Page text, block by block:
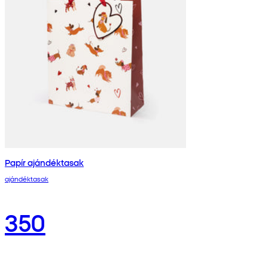
Papír ajándéktasak
ajándéktasak
350